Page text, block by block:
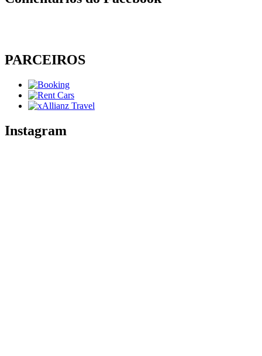
PARCEIROS
Instagram